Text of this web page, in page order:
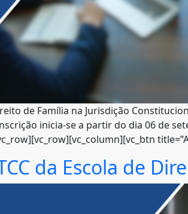
de Família na Jurisdição
inicia-se a partir do dia 06 de
da Escola de